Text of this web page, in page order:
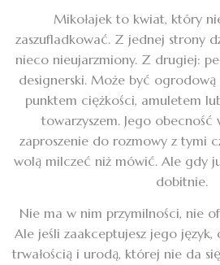
Mikołajek to kwiat, który
zaszufladkować. Z jednej strony
nieco nieujarzmiony. Z drugiej:
designerski. Może być ogrodową
punktem ciężkości, amuletem
towarzyszem. Jego
zaproszenie do rozmowy z tymi
wolą milczeć niż mówić. Ale gdy
dobitnie.
Nie ma w nim przymilności, nie
Ale jeśli zaakceptujesz jego język,
trwałością i urodą, której nie da